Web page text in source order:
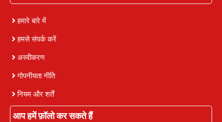
हमारे बारे में
हमसे संपर्क करें
अस्वीकरण
गोपनीयता नीति
नियम और शर्तें
आप हमें फ़ॉलो कर सकते हैं